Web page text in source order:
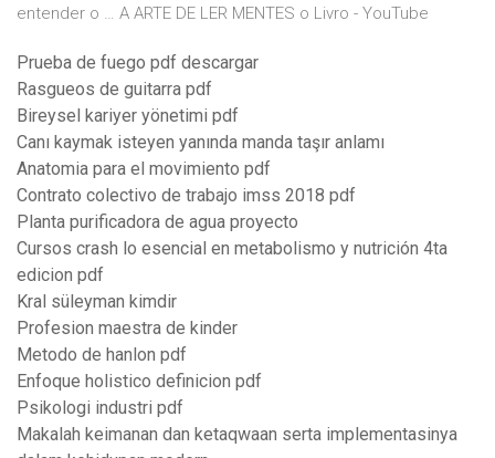
entender o … A ARTE DE LER MENTES o Livro - YouTube
Prueba de fuego pdf descargar
Rasgueos de guitarra pdf
Bireysel kariyer yönetimi pdf
Canı kaymak isteyen yanında manda taşır anlamı
Anatomia para el movimiento pdf
Contrato colectivo de trabajo imss 2018 pdf
Planta purificadora de agua proyecto
Cursos crash lo esencial en metabolismo y nutrición 4ta
edicion pdf
Kral süleyman kimdir
Profesion maestra de kinder
Metodo de hanlon pdf
Enfoque holistico definicion pdf
Psikologi industri pdf
Makalah keimanan dan ketaqwaan serta implementasinya